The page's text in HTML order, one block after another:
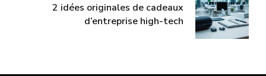
2 idées originales de cadeaux
d’entreprise high-tech